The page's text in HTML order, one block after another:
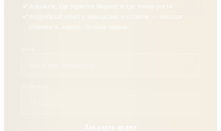
покажем, где теряется бюджет и где точки роста
подробный отчёт с находками и планом — меньше
стоимость заявки, больше заявок
Заказать аудит